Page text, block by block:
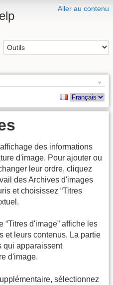
Aller au contenu
des informations
d'image. Pour ajouter ou
leur ordre, cliquez
des Archives d'images
et choisissez “Titres
“Titres d'image” affiche les
et leurs contenus. La partie
qui apparaissent
d'image.
sélectionnez